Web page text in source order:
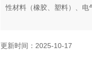
性材料（橡胶、塑料）、电
更新时间：2025-10-17